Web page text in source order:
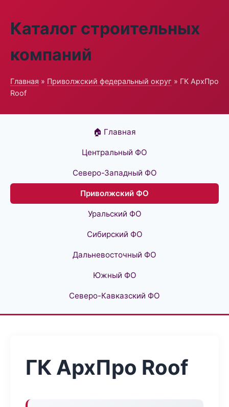
Каталог строительных
компаний
Главная » Приволжский федеральный округ » ГК АрхПро
Roof
🏠 Главная
Центральный ФО
Северо-Западный ФО
Приволжский ФО
Уральский ФО
Сибирский ФО
Дальневосточный ФО
Южный ФО
Северо-Кавказский ФО
ГК АрхПро Roof